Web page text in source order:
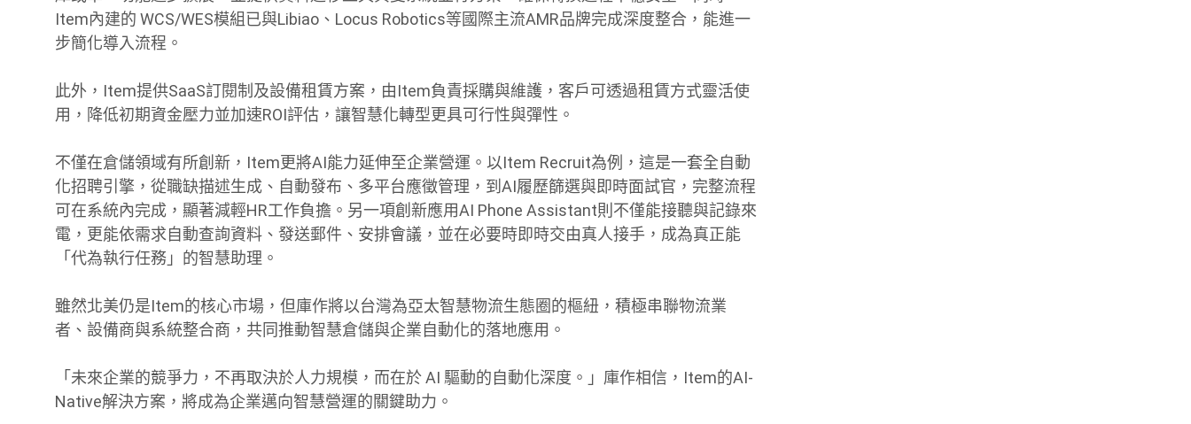
Item內建的 WCS/WES模組已與Libiao、Locus Robotics等國際主流AMR品牌完成深度整合，能進一
步簡化導入流程。
此外，Item提供SaaS訂閱制及設備租賃方案，由Item負責採購與維護，客戶可透過租賃方式靈活使
用，降低初期資金壓力並加速ROI評估，讓智慧化轉型更具可行性與彈性。
不僅在倉儲領域有所創新，Item更將AI能力延伸至企業營運。以Item Recruit為例，這是一套全自動
化招聘引擎，從職缺描述生成、自動發布、多平台應徵管理，到AI履歷篩選與即時面試官，完整流程
可在系統內完成，顯著減輕HR工作負擔。另一項創新應用AI Phone Assistant則不僅能接聽與記錄來
電，更能依需求自動查詢資料、發送郵件、安排會議，並在必要時即時交由真人接手，成為真正能
「代為執行任務」的智慧助理。
雖然北美仍是Item的核心市場，但庫作將以台灣為亞太智慧物流生態圈的樞紐，積極串聯物流業
者、設備商與系統整合商，共同推動智慧倉儲與企業自動化的落地應用。
「未來企業的競爭力，不再取決於人力規模，而在於 AI 驅動的自動化深度。」庫作相信，Item的AI-
Native解決方案，將成為企業邁向智慧營運的關鍵助力。